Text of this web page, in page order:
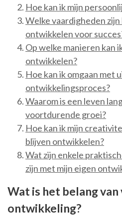
Hoe kan ik mijn
Welke vaardigheden
ontwikkelen voor
Op welke manieren kan
ontwikkelen?
Hoe kan ik omgaan met
ontwikkelingsproces?
Waarom is een leven
voortdurende groei?
Hoe kan ik mijn
blijven ontwikkelen?
Wat zijn enkele
zijn met mijn eigen
Wat is het belang
ontwikkeling?